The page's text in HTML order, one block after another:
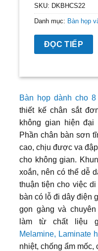
SKU: DKBHCS22
Danh mục: Bàn họp
ĐỌC TIẾP
Bàn họp dành cho
thiết kế chân sắt
không gian hiện
Phần chân bàn sơn
cao, chịu được va
cho không gian.
xoắn, nên có thể dễ
thuận tiện cho việc
bàn có lỗ đi dây điện
gọn gàng và
làm từ chất liệu
Melamine, Laminate
nhiệt, chống ẩm mốc,